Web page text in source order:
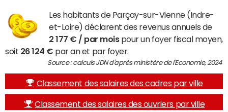
Les habitants de Parçay-sur-Vienne (Indre-
et-Loire) déclarent des revenus annuels de
2 177 € / par moispour un foyer fiscal moyen,
soit 26 124 € par an et par foyer.
Source : calculs JDN d'après ministère de l'Economie, 2024
Classement des salaires des cadres par ville
Classement des salaires des ouvriers par ville